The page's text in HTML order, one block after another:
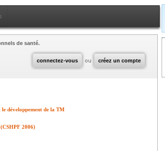
connectez-vous ou créez un compte
de santé.
développement de la TM
2006)